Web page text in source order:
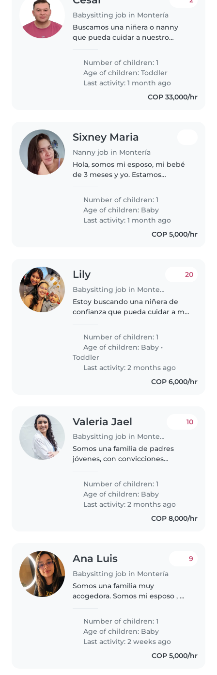
Babysitting job in Montería
Buscamos una niñera o nanny
que pueda cuidar a nuestro
muy creativo, enérgico y curioso.
Nos encantaría alguien que
pueda ayudar con la tarea y
disfrute..
Number of children: 1
Age of children:Toddler
Last activity: 1 month ago
COP 33,000/hr
Sixney Maria
Nanny job in Montería
Hola, somos mi esposo, mi bebé
de 3 meses y yo. Estamos
quede con el bebé mientras
vamos a nuestras labores diarias,
y nos ayude con la lavadade la
losa..
Number of children: 1
Age of children: Baby
Last activity: 1 month ago
COP 5,000/hr
Lily
Babysitting job in Montería
20
Estoy buscando una niñera de
confianza que pueda cuidar a mi
alguien que se encargue de
mantenerla limpia a ella y todas..
Number of children: 1
Age of children: Baby •
Toddler
Last activity: 2 months ago
COP 6,000/hr
Valeria Jael
Babysitting job in Montería
10
Somos una familia de padres
jóvenes, con convicciones
agradable, que busca alguien
que trabaje en equipo con
nosotros.
Number of children: 1
Age of children: Baby
Last activity: 2 months ago
COP 8,000/hr
Ana Luis
Babysitting job in Montería
9
Somos una familia muy
acogedora. Somos mi esposo , mi
Number of children: 1
Age of children: Baby
Last activity: 2 weeks ago
COP 5,000/hr